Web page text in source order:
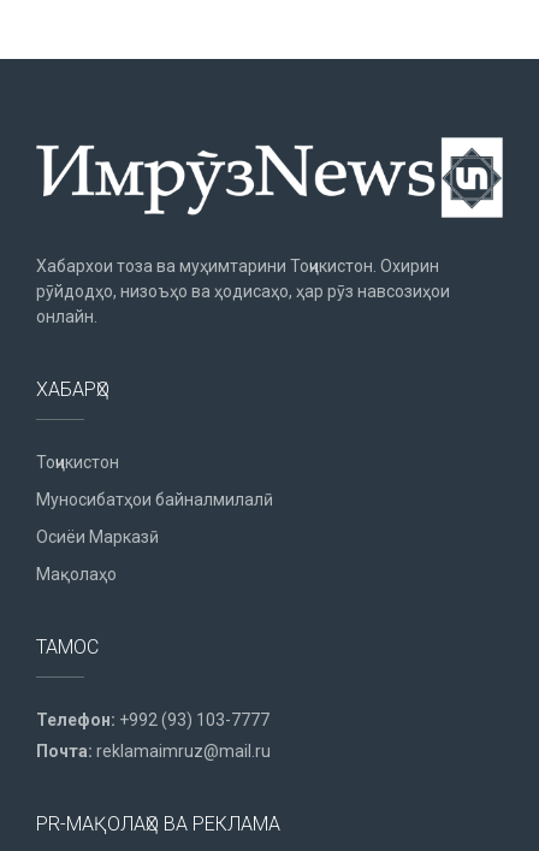
Хабархои тоза ва муҳимтарини Тоҷикистон. Охирин
рӯйдодҳо, низоъҳо ва ҳодисаҳо, ҳар рӯз навсозиҳои
онлайн.
ХАБАРҲО
Тоҷикистон
Муносибатҳои байналмилалӣ
Осиёи Марказӣ
Мақолаҳо
ТАМОС
Телефон: +992 (93) 103-7777
Почта: reklamaimruz@mail.ru
PR-МАҚОЛАҲО ВА РЕКЛАМА